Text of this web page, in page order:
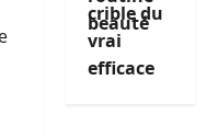
crible du
vrai
efficace